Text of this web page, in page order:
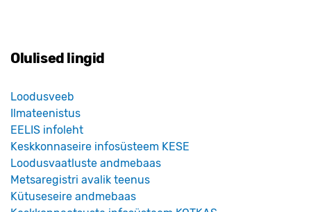
Olulised lingid
Loodusveeb
Ilmateenistus
EELIS infoleht
Keskkonnaseire infosüsteem KESE
Loodusvaatluste andmebaas
Metsaregistri avalik teenus
Kütuseseire andmebaas